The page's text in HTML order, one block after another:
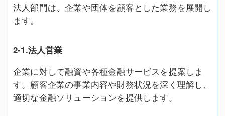
法人部門は、企業や団体を顧客とした業務を展開し
ます。
2-1.法人営業
企業に対して融資や各種金融サービスを提案しま
す。顧客企業の事業内容や財務状況を深く理解し、
適切な金融ソリューションを提供します。